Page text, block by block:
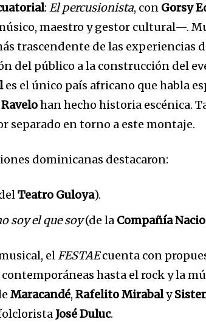
:El percusionista, con Gorsy
maestro y gestor cultural—.
trascendente de las experiencias
del público a la construcción del
es el único país africano que habla
han hecho historia escénica.
separado en torno a este montaje.
dominicanas destacaron:
Teatro Guloya).
soy el que soy(de la Compañía
el FESTAEcuenta con
hasta el rock y la
Maracandé,Rafelito Mirabaly
José Duluc.